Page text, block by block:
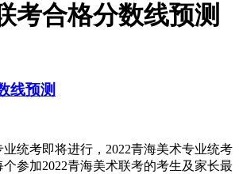
考合格分数线预测
线预测
业统考即将进行，2022青海美术专业统考
参加2022青海美术联考的考生及家长最